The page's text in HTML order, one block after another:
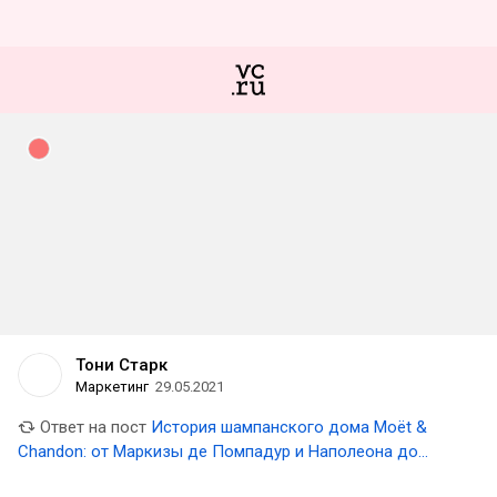
Тони Старк
Маркетинг 29.05.2021
Ответ на пост История шампанского дома Moёt &
Chandon: от Маркизы де Помпадур и Наполеона до